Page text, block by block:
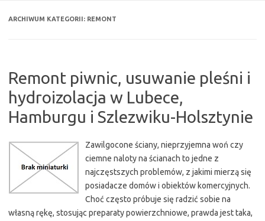
ARCHIWUM KATEGORII: REMONT
Remont piwnic, usuwanie pleśni i
hydroizolacja w Lubece,
Hamburgu i Szlezwiku-Holsztynie
Zawilgocone ściany, nieprzyjemna woń czy
ciemne naloty na ścianach to jedne z
najczęstszych problemów, z jakimi mierzą się
posiadacze domów i obiektów komercyjnych.
Choć często próbuje się radzić sobie na
własną rękę, stosując preparaty powierzchniowe, prawda jest taka,